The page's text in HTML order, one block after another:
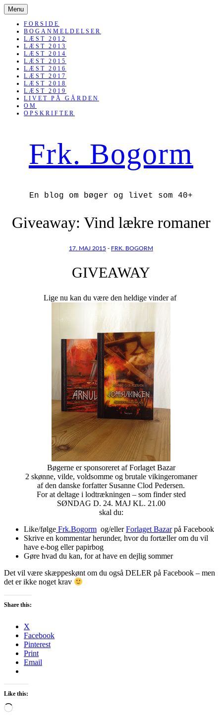
Menu SKIP
TO
CONTENT
FORSIDE
BOGANMELDELSER
LÆST 2012
LÆST 2013
LÆST 2014
LÆST 2015
LÆST 2016
LÆST 2017
LÆST 2018
LÆST 2019
LIVET PÅ GÅRDEN
OM
OPSKRIFTER
Frk. Bogorm
En blog om bøger og livet som 40+
Giveaway: Vind lækre romaner
17. MAJ 2015 - FRK. BOGORM
GIVEAWAY
Lige nu kan du være den heldige vinder af
Bøgerne er sponsoreret af Forlaget Bazar
2 skønne, vilde, voldsomme og brutale vikingeromaner
af den danske forfatter Susanne Clod Pedersen.
For at deltage i lodtrækningen – som finder sted
SØNDAG D. 24. MAJ KL. 21.00
skal du:
Like/følge Frk.Bogorm og/ellerForlaget Bazarpå Facebook
Skrive en kommentar herunder, hvor du fortæller om du vil
have e-bog eller papirbog
Gøre hvad du kan, for at have en dejlig sommer
Det vil være skæppeskønt om du også DELER på Facebook – men
det er ikke noget krav
Share this:
X
Facebook
Pinterest
Print
Email
Like this:
Loading…